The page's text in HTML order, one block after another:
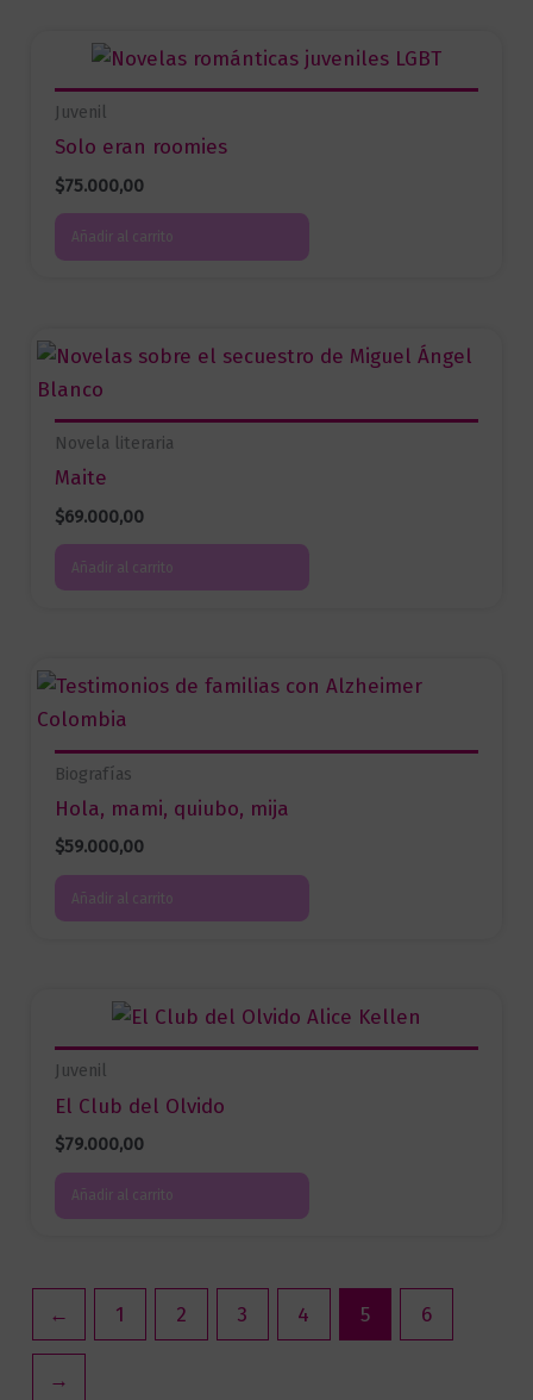
Juvenil
Solo eran roomies
$75.000,00
Añadir al carrito
Novela literaria
Maite
$69.000,00
Añadir al carrito
Biografías
Hola, mami, quiubo, mija
$59.000,00
Añadir al carrito
Juvenil
El Club del Olvido
$79.000,00
Añadir al carrito
← 1 2 3 4 5 6
→